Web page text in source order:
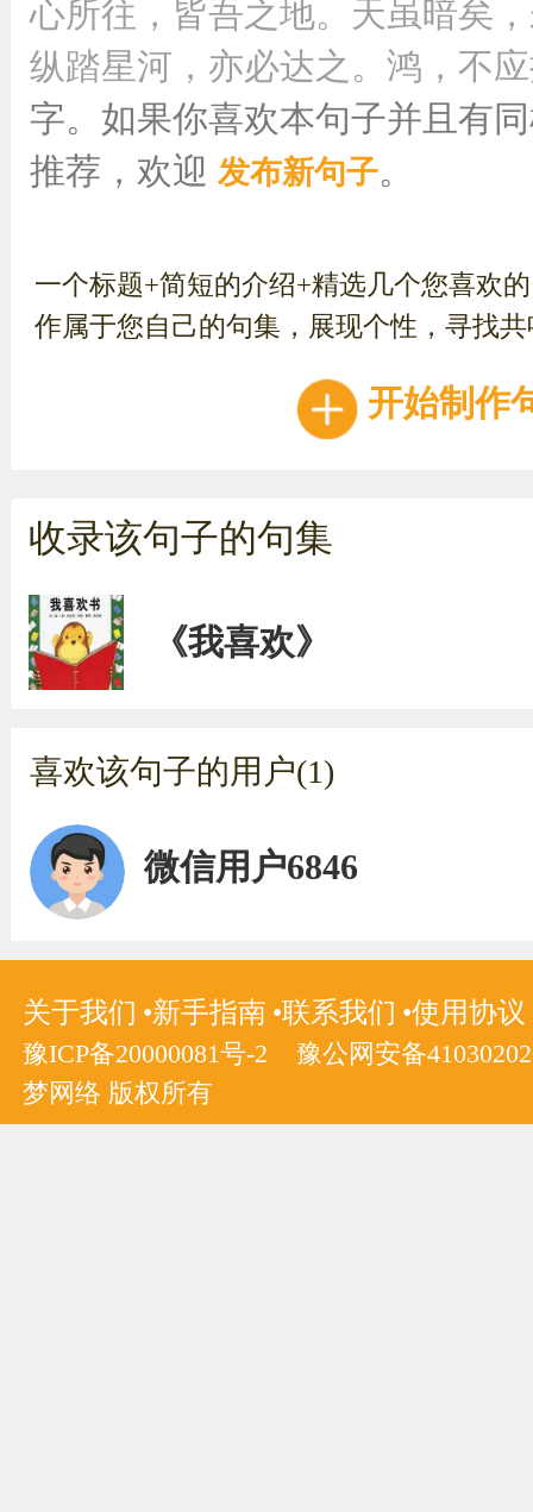
心所往，皆吾之地。天虽暗矣
纵踏星河，亦必达之。鸿，不
字。如果你喜欢本句子并且有
推荐，欢迎 发布新句子。
一个标题+简短的介绍+精选几个您喜欢
作属于您自己的句集，展现个性，寻找
开始制作
收录该句子的句集
《我喜欢》
喜欢该句子的用户(1)
微信用户6846
关于我们 新手指南 联系我们 使用协议
豫ICP备20000081号-2
豫公网安备
梦网络 版权所有